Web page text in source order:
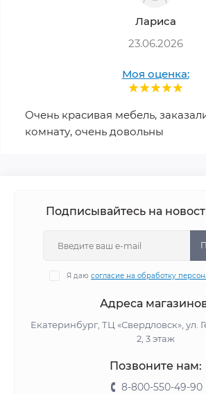
Лариса
23.06.2026
Моя оценка:
Очень красивая мебель,
комнату, очень довольны
Подписывайтесь на
Я даю согласие на обработку
Адреса
Екатеринбург, ТЦ «Свердловск», ул.
2, 3 этаж
Позвоните нам:
8-800-550-49-90